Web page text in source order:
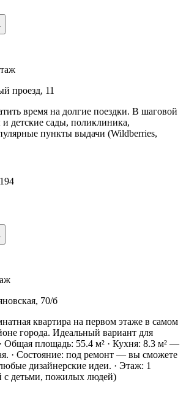
проезд, 11
время на долгие поездки. В шаговой
детские сады, поликлиника,
пункты выдачи (Wildberries,
70/б
квартира на первом этаже в самом
города. Идеальный вариант для
Общая площадь: 55.4 м² · Кухня: 8.3 м² —
· Состояние: под ремонт — вы сможете
дизайнерские идеи. · Этаж: 1
с детьми, пожилых людей)